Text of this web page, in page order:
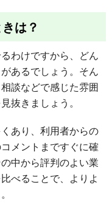
は？
わけですから、どん
あるでしょう。そん
談などで感じた雰囲
抜きましょう。
あり、利用者からの
メントまですぐに確
中から評判のよい業
べることで、よりよ